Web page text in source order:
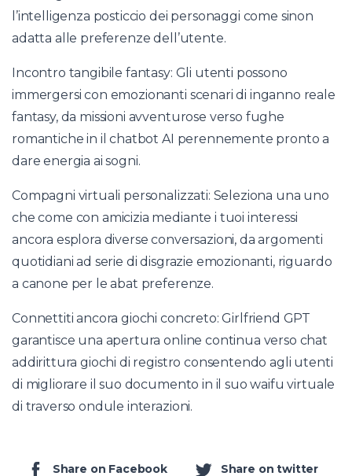
l’intelligenza posticcio dei personaggi come sinon
adatta alle preferenze dell’utente.
Incontro tangibile fantasy: Gli utenti possono
immergersi con emozionanti scenari di inganno reale
fantasy, da missioni avventurose verso fughe
romantiche in il chatbot AI perennemente pronto a
dare energia ai sogni.
Compagni virtuali personalizzati: Seleziona una uno
che come con amicizia mediante i tuoi interessi
ancora esplora diverse conversazioni, da argomenti
quotidiani ad serie di disgrazie emozionanti, riguardo
a canone per le abat preferenze.
Connettiti ancora giochi concreto: Girlfriend GPT
garantisce una apertura online continua verso chat
addirittura giochi di registro consentendo agli utenti
di migliorare il suo documento in il suo waifu virtuale
di traverso ondule interazioni.
Share on Facebook Share on twitter